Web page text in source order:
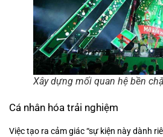
Xây dựng mối quan hệ bền
Cá nhân hóa trải nghiệm
Việc tạo ra cảm giác “sự kiện này dành